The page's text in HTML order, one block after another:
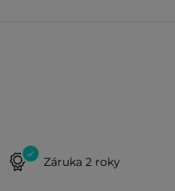
Záruka 2 roky